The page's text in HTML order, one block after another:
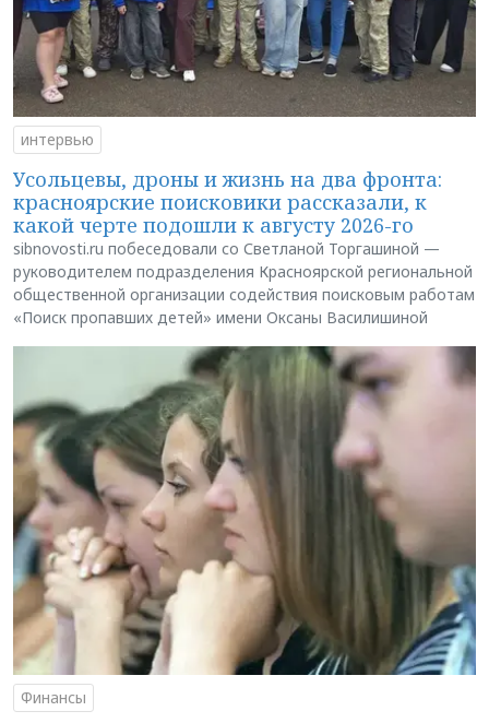
интервью
Усольцевы, дроны и жизнь на два фронта:
красноярские поисковики рассказали, к
какой черте подошли к августу 2026-го
sibnovosti.ru побеседовали со Светланой Торгашиной —
руководителем подразделения Красноярской региональной
общественной организации содействия поисковым работам
«Поиск пропавших детей» имени Оксаны Василишиной
Финансы